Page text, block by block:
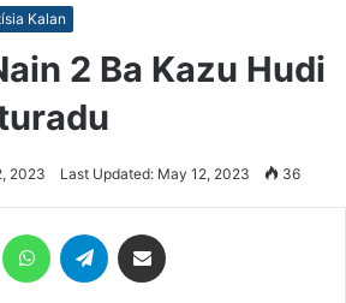
Kalan
2 Ba Kazu Hudi
2023 Last Updated: May 12, 2023 36